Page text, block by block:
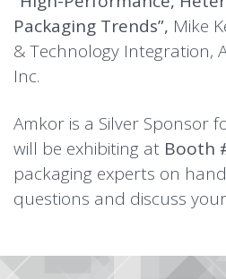
Packaging Trends”, Mike
& Technology Integration,
Inc.
Amkor is a Silver Sponsor
will be exhibiting at Booth
packaging experts on
questions and discuss